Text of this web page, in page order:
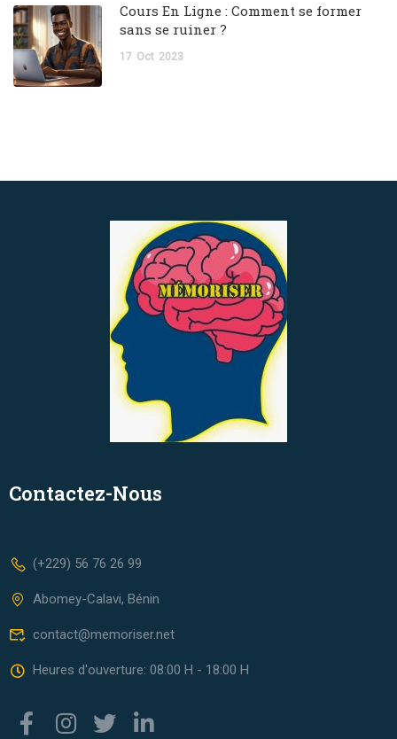
Cours En Ligne : Comment se former
sans se ruiner ?
17 Oct 2023
Contactez-Nous
(+229) 56 76 26 99
Abomey-Calavi, Bénin
contact@memoriser.net
Heures d'ouverture: 08:00 H - 18:00 H